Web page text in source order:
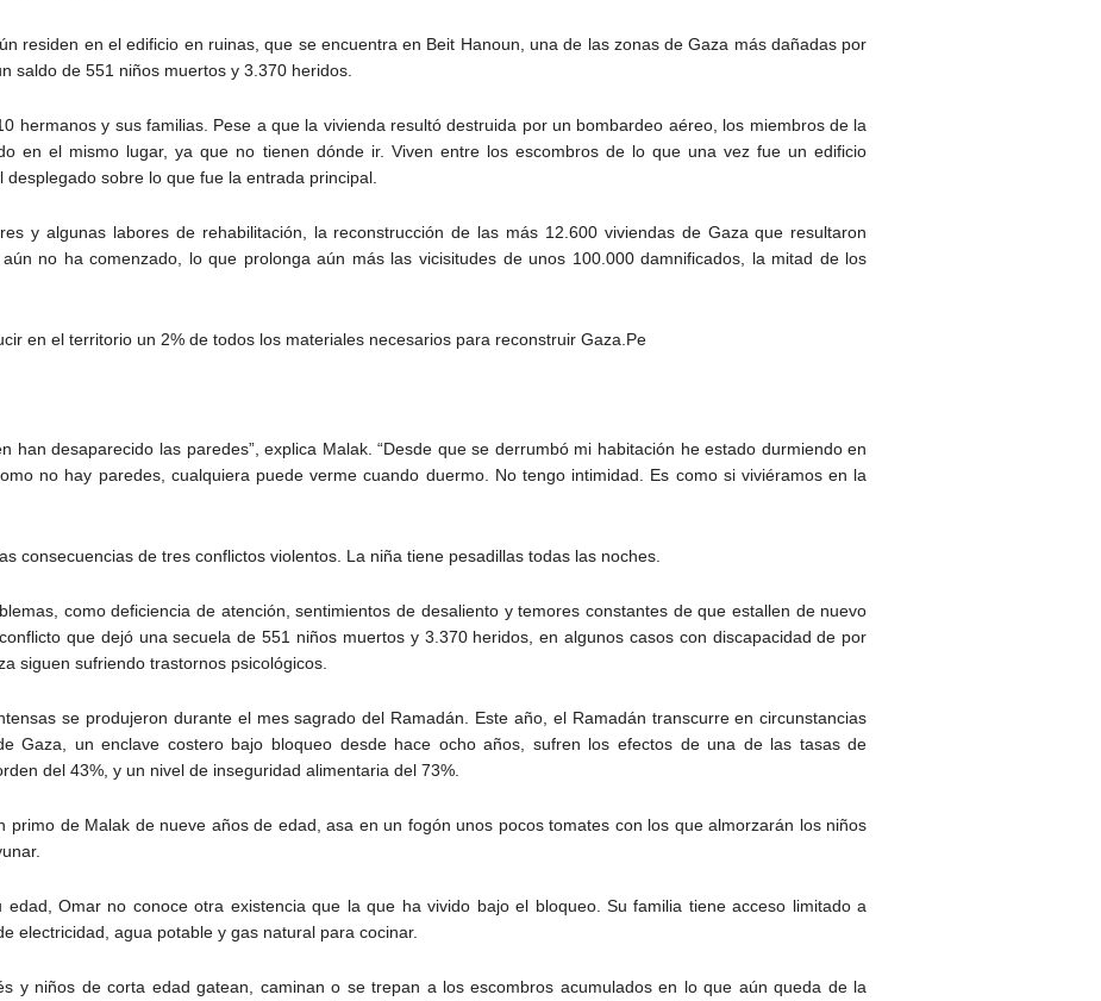
residen en el edificio en ruinas, que se encuentra en Beit Hanoun, una de las zonas de Gaza más dañadas por
saldo de 551 niños muertos y 3.370 heridos.
hermanos y sus familias. Pese a que la vivienda resultó destruida por un bombardeo aéreo, los miembros de la
en el mismo lugar, ya que no tienen dónde ir. Viven entre los escombros de lo que una vez fue un edificio
sobre lo que fue la entrada principal.
y algunas labores de rehabilitación, la reconstrucción de las más 12.600 viviendas de Gaza que resultaron
no ha comenzado, lo que prolonga aún más las vicisitudes de unos 100.000 damnificados, la mitad de los
en el territorio un 2% de todos los materiales necesarios para reconstruir Gaza.Pe
han desaparecido las paredes”, explica Malak. “Desde que se derrumbó mi habitación he estado durmiendo en
no hay paredes, cualquiera puede verme cuando duermo. No tengo intimidad. Es como si viviéramos en la
consecuencias de tres conflictos violentos. La niña tiene pesadillas todas las noches.
como deficiencia de atención, sentimientos de desaliento y temores constantes de que estallen de nuevo
que dejó una secuela de 551 niños muertos y 3.370 heridos, en algunos casos con discapacidad de por
siguen sufriendo trastornos psicológicos.
se produjeron durante el mes sagrado del Ramadán. Este año, el Ramadán transcurre en circunstancias
Gaza, un enclave costero bajo bloqueo desde hace ocho años, sufren los efectos de una de las tasas de
del 43%, y un nivel de inseguridad alimentaria del 73%.
primo de Malak de nueve años de edad, asa en un fogón unos pocos tomates con los que almorzarán los niños
Omar no conoce otra existencia que la que ha vivido bajo el bloqueo. Su familia tiene acceso limitado a
electricidad, agua potable y gas natural para cocinar.
y niños de corta edad gatean, caminan o se trepan a los escombros acumulados en lo que aún queda de la